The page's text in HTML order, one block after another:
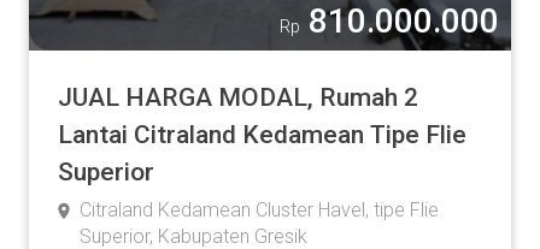
Rp 810.000.000
JUAL HARGA MODAL, Rumah 2
Lantai Citraland Kedamean Tipe Flie
Superior
Citraland Kedamean Cluster Havel, tipe Flie
Superior, Kabupaten Gresik